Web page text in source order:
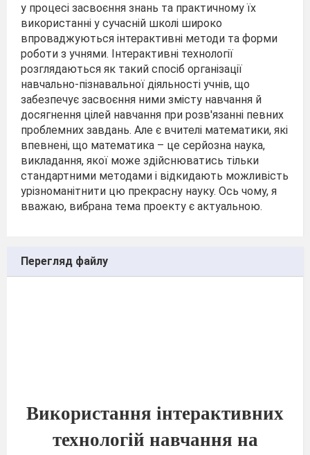
у процесі засвоєння знань та практичному їх
використанні у сучасній школі широко
впроваджуються інтерактивні методи та форми
роботи з учнями. Інтерактивні технології
розглядаються як такий спосіб організації
навчально-пізнавальної діяльності учнів, що
забезпечує засвоєння ними змісту навчання й
досягнення цілей навчання при розв'язанні певних
проблемних завдань. Але є вчителі математики, які
впевнені, що математика – це серйозна наука,
викладання, якої може здійснюватись тільки
стандартними методами і відкидають можливість
урізноманітнити цю прекрасну науку. Ось чому, я
вважаю, вибрана тема проекту є актуальною.
Перегляд файлу
Використання інтерактивних
технологій навчання на